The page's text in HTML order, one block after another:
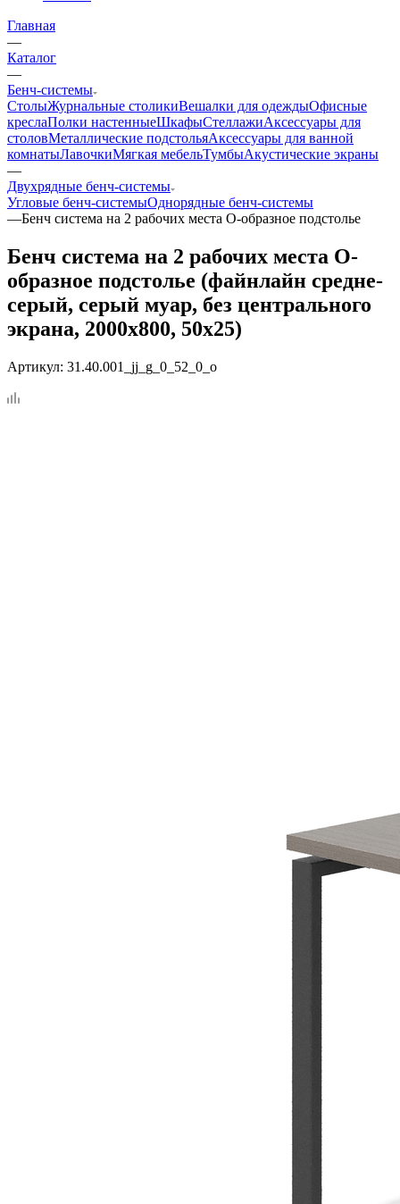
Главная
—
Каталог
—
Бенч-системы
СтолыЖурнальные столикиВешалки для одеждыОфисные
креслаПолки настенныеШкафыСтеллажиАксессуары для
столовМеталлические подстольяАксессуары для ванной
комнатыЛавочкиМягкая мебельТумбыАкустические экраны
—
Двухрядные бенч-системы
Угловые бенч-системыОднорядные бенч-системы
—Бенч система на 2 рабочих места О-образное подстолье
Бенч система на 2 рабочих места О-
образное подстолье (файнлайн средне-
серый, серый муар, без центрального
экрана, 2000x800, 50x25)
Артикул: 31.40.001_jj_g_0_52_0_o